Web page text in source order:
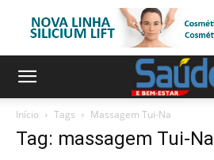
Início Tags Massagem Tui-Na
Tag: massagem Tui-Na